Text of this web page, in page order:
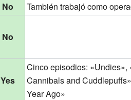
No
También trabajó como
No
Yes
Cinco episodios: «Undies»,
Cannibals and
Year Ago»